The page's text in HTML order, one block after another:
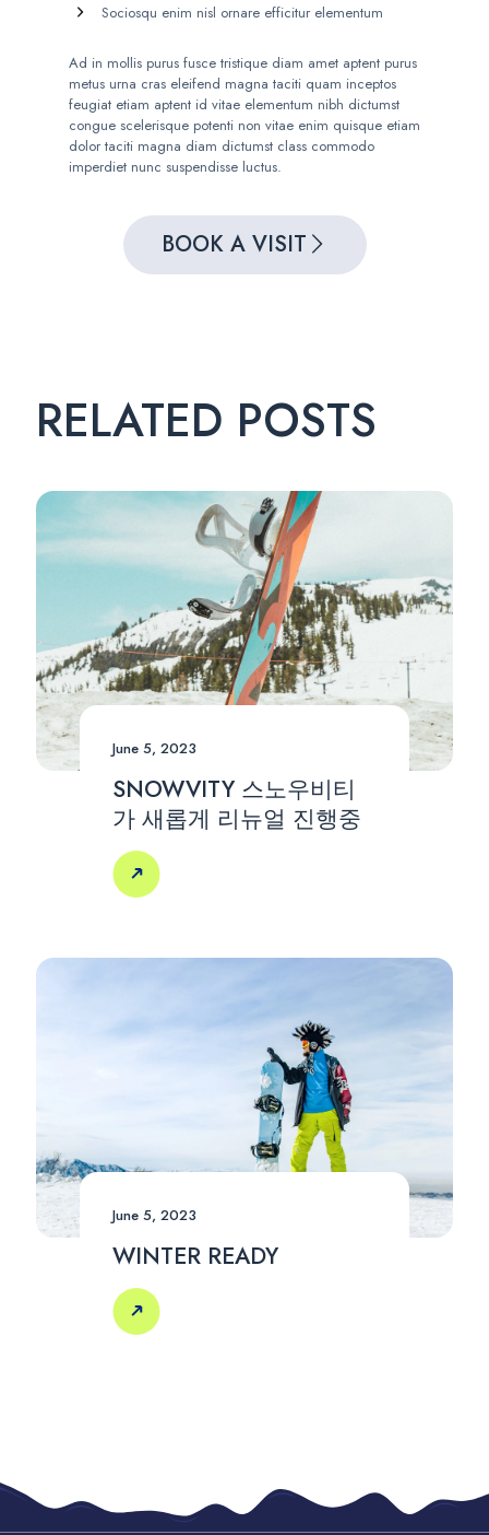
Sociosqu enim nisl ornare efficitur elementum
Ad in mollis purus fusce tristique diam amet aptent purus
metus urna cras eleifend magna taciti quam inceptos
feugiat etiam aptent id vitae elementum nibh dictumst
congue scelerisque potenti non vitae enim quisque etiam
dolor taciti magna diam dictumst class commodo
imperdiet nunc suspendisse luctus.
BOOK A VISIT
RELATED POSTS
June 5, 2023
SNOWVITY 스노우비티
가 새롭게 리뉴얼 진행중
June 5, 2023
WINTER READY